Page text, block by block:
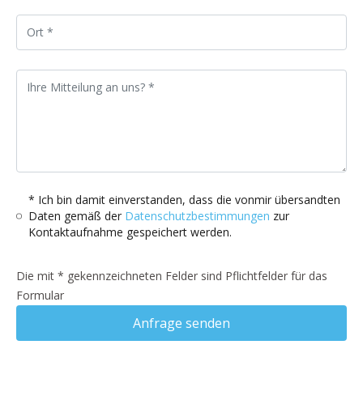
* Ich bin damit einverstanden, dass die vonmir übersandten
Daten gemäß der Datenschutzbestimmungen zur
Kontaktaufnahme gespeichert werden.
Die mit * gekennzeichneten Felder sind Pflichtfelder für das
Formular
Anfrage senden